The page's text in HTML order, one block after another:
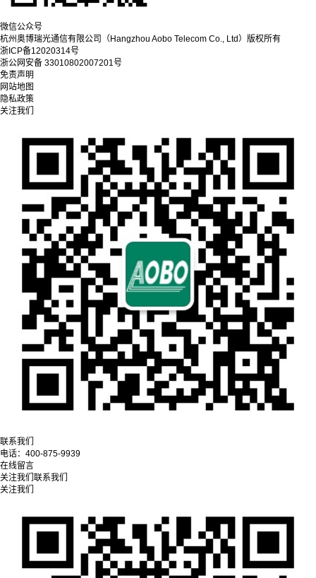
微信公众号
杭州奥博瑞光通信有限公司（Hangzhou Aobo Telecom Co., Ltd） 版权所有
浙ICP备12020314号
浙公网安备 33010802007201号
免责声明
网站地图
隐私政策
关注我们
联系我们
电话： 400-875-9939
在线留言
关注我们 联系我们
关注我们